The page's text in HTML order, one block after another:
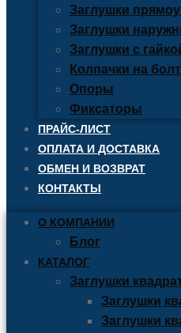
Заглушки
Заглушки
Заглушки с
Колпачки на
Опоры
Фиксаторы
ПРАЙС-ЛИСТ
ОПЛАТА И ДОСТАВКА
ОБМЕН И ВОЗВРАТ
КОНТАКТЫ
О КОМПАНИИ
Блог
КАТАЛОГ
Заглушки
Заглушки
Заглушки